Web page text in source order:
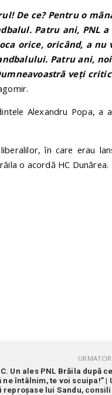
De ce? Pentru o
Patru ani, PNL a
orice, oricând, a nu
Patru ani,
veți
Alexandru Popa, a
în care erau
o acordă HC Dunărea.
URMATOR
Un ales PNL Brăila după
întâlnim, te voi scuipa!” |
reproșase lui Sandu,